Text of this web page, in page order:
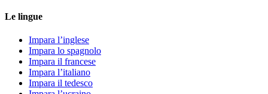
Le lingue
Impara l’inglese
Impara lo spagnolo
Impara il francese
Impara l’italiano
Impara il tedesco